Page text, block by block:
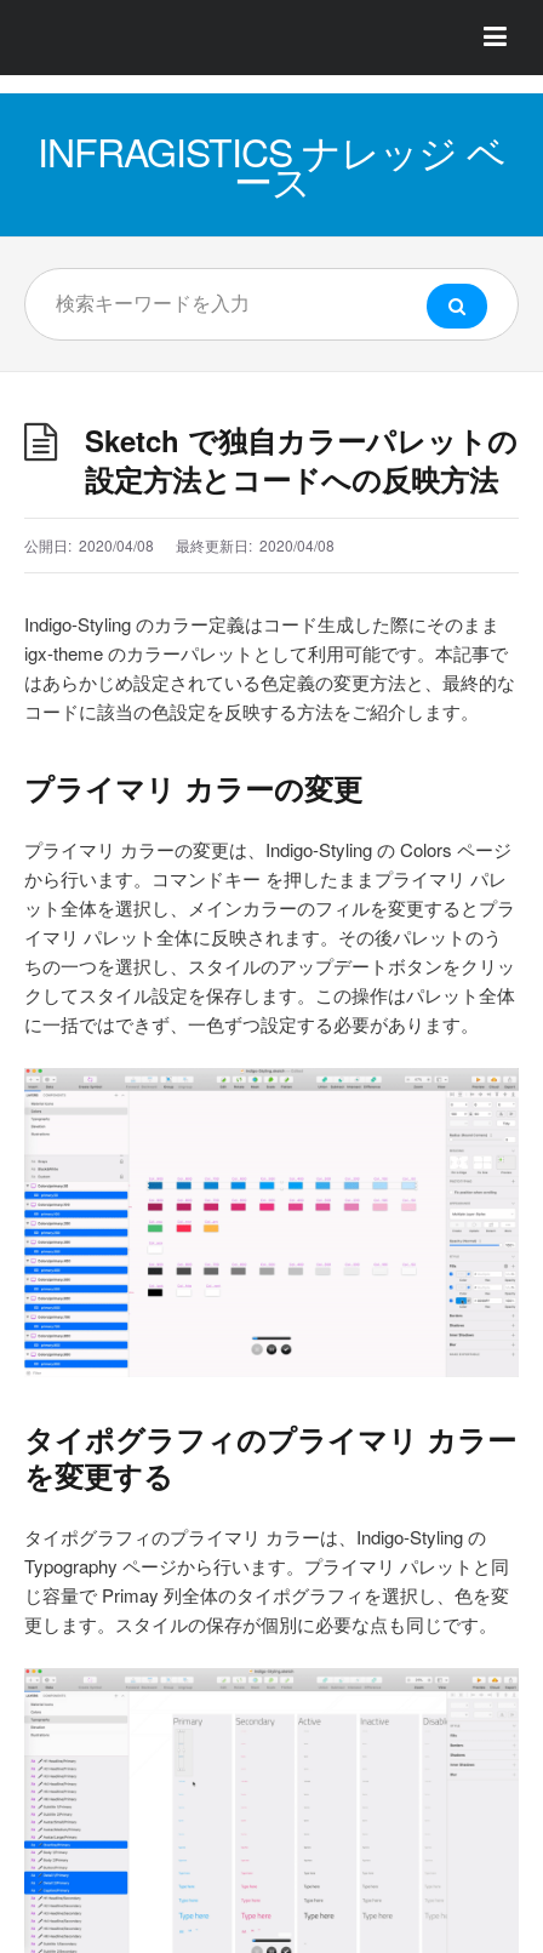
INFRAGISTICS ナレッジ ベ
ース
Sketch で独自カラーパレットの
設定方法とコードへの反映方法
公開日: 2020/04/08 最終更新日: 2020/04/08
Indigo-Styling のカラー定義はコード生成した際にそのまま
igx-theme のカラーパレットとして利用可能です。本記事で
はあらかじめ設定されている色定義の変更方法と、最終的な
コードに該当の色設定を反映する方法をご紹介します。
プライマリ カラーの変更
プライマリ カラーの変更は、Indigo-Styling の Colors ページ
から行います。コマンドキー を押したままプライマリ パレ
ット全体を選択し、メインカラーのフィルを変更するとプラ
イマリ パレット全体に反映されます。その後パレットのう
ちの一つを選択し、スタイルのアップデートボタンをクリッ
クしてスタイル設定を保存します。この操作はパレット全体
に一括ではできず、一色ずつ設定する必要があります。
タイポグラフィのプライマリ カラー
を変更する
タイポグラフィのプライマリ カラーは、Indigo-Styling の
Typography ページから行います。プライマリ パレットと同
じ容量で Primay 列全体のタイポグラフィを選択し、色を変
更します。スタイルの保存が個別に必要な点も同じです。